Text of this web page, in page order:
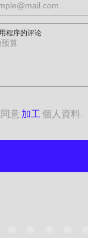
程序的评论
意 加工個人資料.